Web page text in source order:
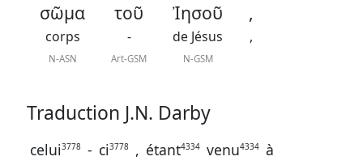
σῶμα
corps
N-ASN
τοῦ
-
Art-GSM
Ἰησοῦ
de Jésus
N-GSM
,
,
Traduction J.N. Darby
celui3778 - ci3778 , étant4334 venu4334 à
Traduction
La
Bible